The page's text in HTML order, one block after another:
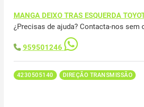
MANGA DEIXO TRAS ESQUERDA
¿Precisas de ajuda? Contacta-nos sem
959501246
4230505140 DIREÇÃO TRANSMISSÃO